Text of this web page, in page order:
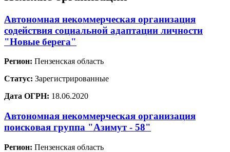
Автономная некоммерческая организация
содействия социальной адаптации личности
"Новые берега"
Регион: Пензенская область
Статус: Зарегистрированные
Дата ОГРН: 18.06.2020
Автономная некоммерческая организация
поисковая группа "Азимут - 58"
Регион: Пензенская область